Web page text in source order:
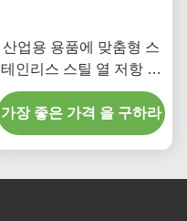
산업용 용품에 맞춤형 스
테인리스 스틸 열 저항 스
크루 오거 컨베이어
가장 좋은 가격 을 구하라